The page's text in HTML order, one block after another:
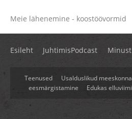
Meie lähenemine - koostöövormid
Esileht JuhtimisPodcast Minust
Teenused Usalduslikud
eesmärgistamine
Edukas